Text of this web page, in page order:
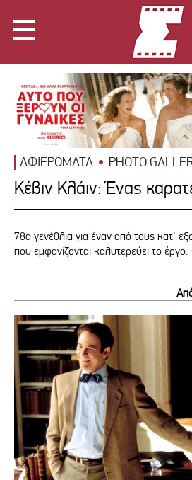
ΑΦΙΕΡΩΜΑΤΑ PHOTO
Κέβιν Κλάιν: Ένας
78α γενέθλια για έναν από τους κατ'
που εμφανίζονται καλυτερεύει το έργο.